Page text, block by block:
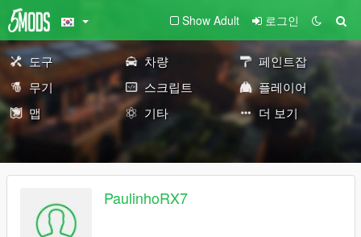
Show Adult 로그인
도구 차량
페인트잡
무기
스크립트
플레이어
맵
기타 더 보기
PaulinhoRX7